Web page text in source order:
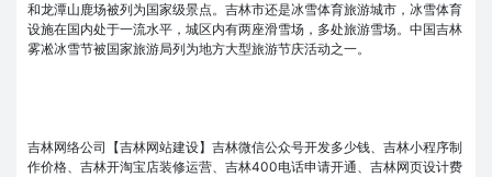
和龙潭山鹿场被列为国家级景点。吉林市还是冰雪体育旅游城市，冰雪体育
设施在国内处于一流水平，城区内有两座滑雪场，多处旅游雪场。中国吉林
雾凇冰雪节被国家旅游局列为地方大型旅游节庆活动之一。
吉林网络公司【吉林网站建设】吉林微信公众号开发多少钱、吉林小程序制
作价格、吉林开淘宝店装修运营、吉林400电话申请开通、吉林网页设计费